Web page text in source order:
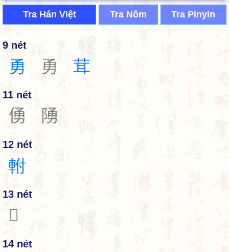
Tra Hán Việt Tra Nôm Tra Pinyin
9 nét
勇 勇 茸
11 nét
𠋀 𨺳
12 nét
軵
13 nét
𧗴
14 nét